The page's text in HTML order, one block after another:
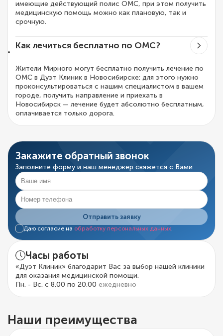
имеющие действующий полис ОМС, при этом получить
медицинскую помощь можно как плановую, так и
срочную.
Как лечиться бесплатно по ОМС?
Жители Мирного могут бесплатно получить лечение по
ОМС в Дуэт Клиник в Новосибирске: для этого нужно
проконсультироваться с нашим специалистом в вашем
городе, получить направление и приехать в
Новосибирск — лечение будет абсолютно бесплатным,
оплачивается только дорога.
Закажите обратный звонок
Заполните форму и наш менеджер свяжется с Вами
Отправить заявку
Даю согласие на обработку персональных данных.
Часы работы
«Дуэт Клиник» благодарит Вас за выбор нашей клиники
для оказания медицинской помощи.
Пн. - Вс. с 8.00 по 20.00 ежедневно
Наши преимущества